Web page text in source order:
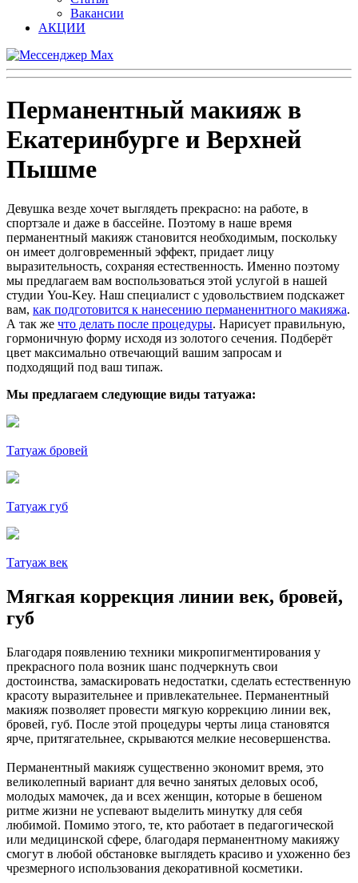
Вакансии
АКЦИИ
Перманентный макияж в
Екатеринбурге и Верхней
Пышме
Девушка везде хочет выглядеть прекрасно: на работе, в
спортзале и даже в бассейне. Поэтому в наше время
перманентный макияж становится необходимым, поскольку
он имеет долговременный эффект, придает лицу
выразительность, сохраняя естественность. Именно поэтому
мы предлагаем вам воспользоваться этой услугой в нашей
студии You-Key. Наш специалист с удовольствием подскажет
вам, как подготовится к нанесению перманеннтного макияжа.
А так же что делать после процедуры. Нарисует правильную,
гормоничную форму исходя из золотого сечения. Подберёт
цвет максимально отвечающий вашим запросам и
подходящий под ваш типаж.
Мы предлагаем следующие виды татуажа:
Татуаж бровей
Татуаж губ
Татуаж век
Мягкая коррекция линии век, бровей,
губ
Благодаря появлению техники микропигментирования у
прекрасного пола возник шанс подчеркнуть свои
достоинства, замаскировать недостатки, сделать естественную
красоту выразительнее и привлекательнее. Перманентный
макияж позволяет провести мягкую коррекцию линии век,
бровей, губ. После этой процедуры черты лица становятся
ярче, притягательнее, скрываются мелкие несовершенства.
Перманентный макияж существенно экономит время, это
великолепный вариант для вечно занятых деловых особ,
молодых мамочек, да и всех женщин, которые в бешеном
ритме жизни не успевают выделить минутку для себя
любимой. Помимо этого, те, кто работает в педагогической
или медицинской сфере, благодаря перманентному макияжу
смогут в любой обстановке выглядеть красиво и ухоженно без
чрезмерного использования декоративной косметики.